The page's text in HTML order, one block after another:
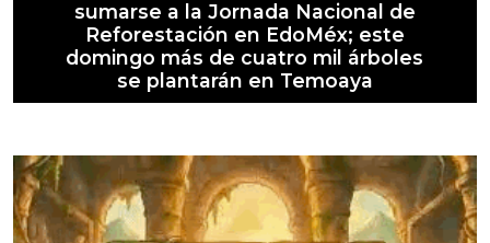
sumarse a la Jornada Nacional de
Reforestación en EdoMéx; este
domingo más de cuatro mil árboles
se plantarán en Temoaya